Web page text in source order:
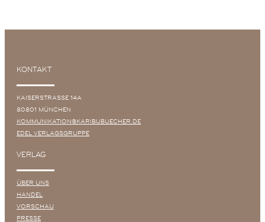
KONTAKT
KAISERSTRASSE 14A
80801 MÜNCHEN
KOMMUNIKATION@KARIBUBUECHER.DE
EDEL VERLAGSGRUPPE
VERLAG
ÜBER UNS
HANDEL
VORSCHAU
PRESSE